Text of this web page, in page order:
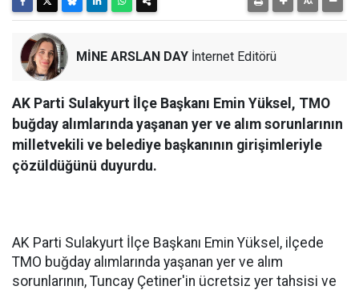
MİNE ARSLAN DAY İnternet Editörü
AK Parti Sulakyurt İlçe Başkanı Emin Yüksel, TMO
buğday alımlarında yaşanan yer ve alım sorunlarının
milletvekili ve belediye başkanının girişimleriyle
çözüldüğünü duyurdu.
AK Parti Sulakyurt İlçe Başkanı Emin Yüksel, ilçede
TMO buğday alımlarında yaşanan yer ve alım
sorunlarının, Tuncay Çetiner'in ücretsiz yer tahsisi ve